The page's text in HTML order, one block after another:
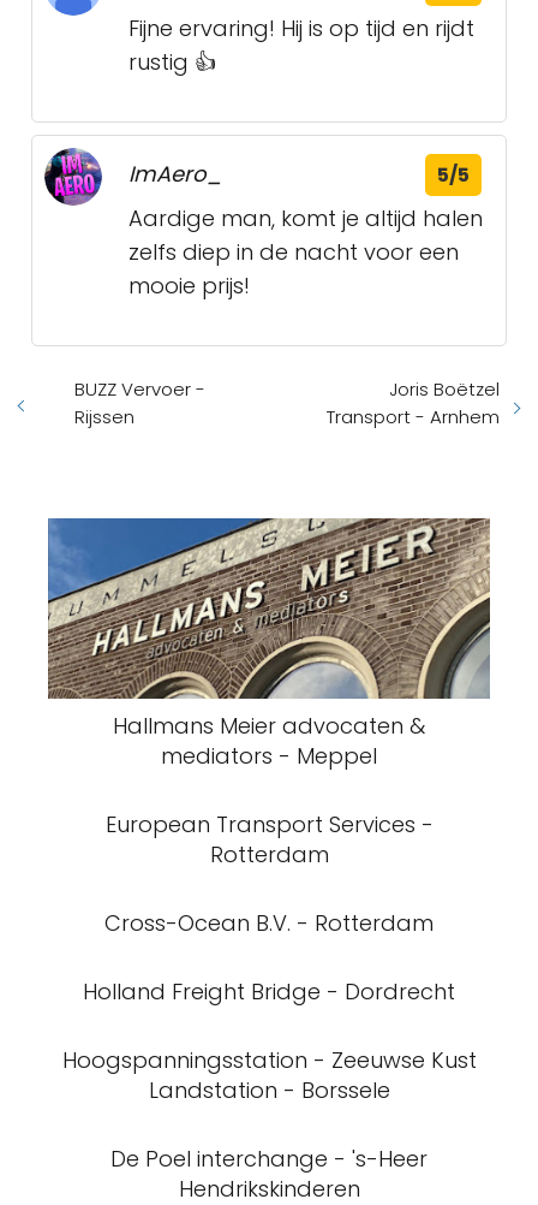
Fijne ervaring! Hij is op tijd en rijdt
rustig 👍
ImAero_ 5/5
Aardige man, komt je altijd halen
zelfs diep in de nacht voor een
mooie prijs!
BUZZ Vervoer -
Rijssen
Joris Boëtzel
Transport - Arnhem
Hallmans Meier advocaten &
mediators - Meppel
European Transport Services -
Rotterdam
Cross-Ocean B.V. - Rotterdam
Holland Freight Bridge - Dordrecht
Hoogspanningsstation - Zeeuwse Kust
Landstation - Borssele
De Poel interchange - 's-Heer
Hendrikskinderen